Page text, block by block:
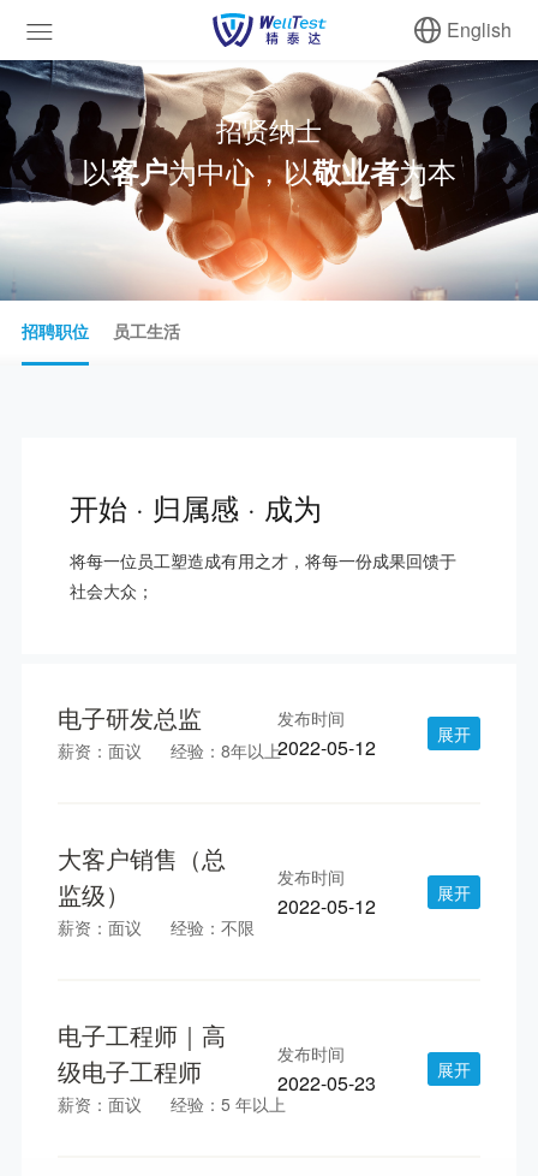
English
招贤纳士
以客户为中心，以敬业者为本
招聘职位 员工生活
开始 · 归属感 · 成为
将每一位员工塑造成有用之才，将每一份成果回馈于
社会大众；
电子研发总监
薪资：面议 经验：8年以上
发布时间
2022-05-12
展开
大客户销售（总
监级）
薪资：面议 经验：不限
发布时间
2022-05-12
展开
电子工程师｜高
级电子工程师
薪资：面议 经验：5 年以上
发布时间
2022-05-23
展开